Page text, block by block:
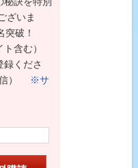
ざいま
破！
ト含む）
録くださ
）
※サ